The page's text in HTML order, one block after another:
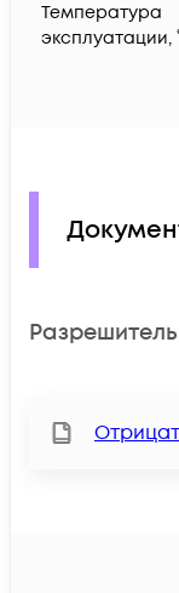
Температура
эксплуатации,